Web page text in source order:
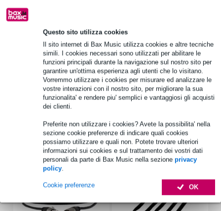
Questo sito utilizza cookies
Il sito internet di Bax Music utilizza cookies e altre tecniche
simili. I cookies necessari sono utilizzati per abilitare le
funzioni principali durante la navigazione sul nostro sito per
garantire un'ottima esperienza agli utenti che lo visitano.
Vorremmo utilizzare i cookies per misurare ed analizzare le
vostre interazioni con il nostro sito, per migliorare la sua
funzionalita' e rendere piu' semplici e vantaggiosi gli acquisti
dei clienti.
Preferite non utilizzare i cookies? Avete la possibilita' nella
sezione cookie preferenze di indicare quali cookies
possiamo utilizzare e quali non. Potete trovare ulteriori
informazioni sui cookies e sul trattamento dei vostri dati
personali da parte di Bax Music nella sezione privacy
policy.
OK
Cookie preferenze
1.250 marchi leader
Informazioni sul prodotto
potenza RMS: 30 W
potenza massima: 50 W
impedenza nominale: 8 Ohm
Specifiche complete
Accessori (7)